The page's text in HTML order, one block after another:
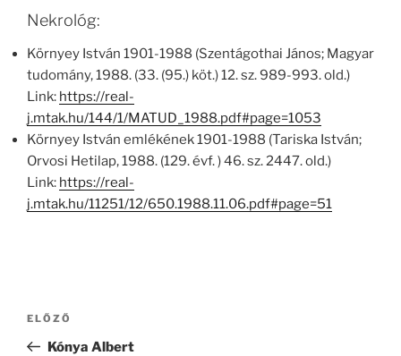
Nekrológ:
Környey István 1901-1988 (Szentágothai János; Magyar
tudomány, 1988. (33. (95.) köt.) 12. sz. 989-993. old.)
Link: https://real-
j.mtak.hu/144/1/MATUD_1988.pdf#page=1053
Környey István emlékének 1901-1988 (Tariska István;
Orvosi Hetilap, 1988. (129. évf. ) 46. sz. 2447. old.)
Link: https://real-
j.mtak.hu/11251/12/650.1988.11.06.pdf#page=51
Bejegyzés
Korábbi
bejegyzés
ELŐZŐ
Kónya Albert